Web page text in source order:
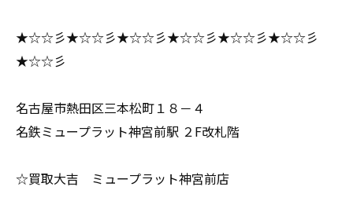
★☆☆彡★☆☆彡★☆☆彡★☆☆彡★☆☆彡★☆☆彡
★☆☆彡
名古屋市熱田区三本松町１８－４
名鉄ミュープラット神宮前駅 ２F改札階
☆買取大吉 ミュープラット神宮前店